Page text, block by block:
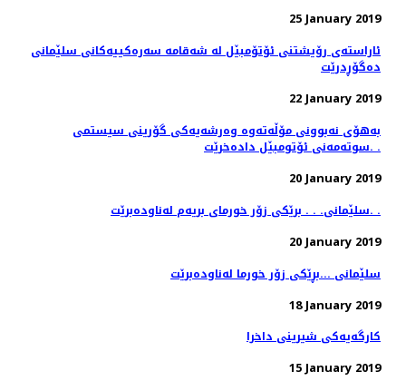
25 January 2019
ئاراسته‌ی رۆیشتنی ئۆتۆمبێل له‌ شه‌قامه‌ سه‌ره‌كییه‌كانی سلێمانی
ده‌گۆڕدرێت
22 January 2019
به‌هۆی نه‌بوونی مۆڵه‌ته‌وه‌ وه‌رشه‌یه‌كی گۆرینی سیستمی
سوته‌مه‌نی ئۆتومبێل داده‌خرێت. .
20 January 2019
سلێمانی. . . برێكی زۆر خورمای بریه‌م له‌ناوده‌برێت. .
20 January 2019
سلێمانی ...بڕێكی زۆر خورما له‌ناوده‌برێت
18 January 2019
كارگه‌یه‌كی شیرینی داخرا
15 January 2019